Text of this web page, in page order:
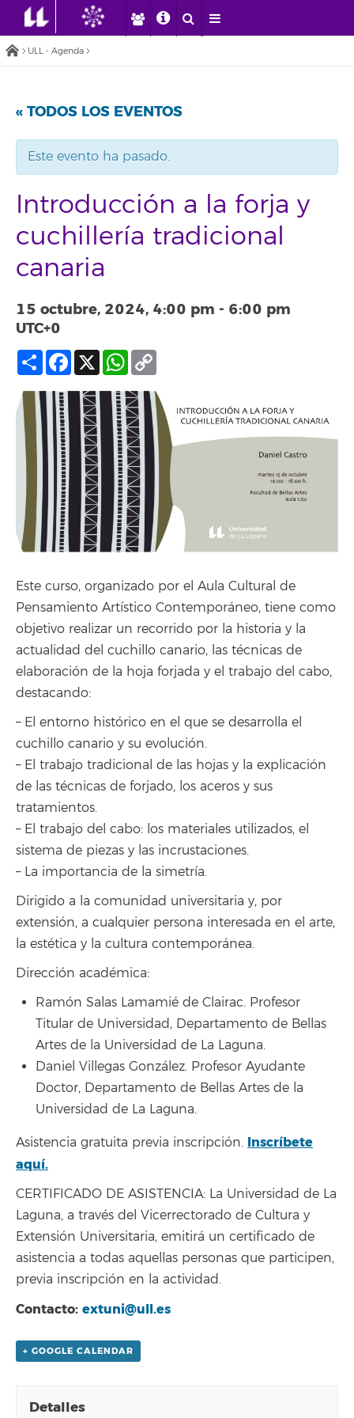
ULL - Agenda
« TODOS LOS EVENTOS
Este evento ha pasado.
Introducción a la forja y
cuchillería tradicional
canaria
15 octubre, 2024, 4:00 pm - 6:00 pm
UTC+0
Compartir
Facebook
X WhatsApp
Este curso, organizado por el Aula Cultural de
Pensamiento Artístico Contemporáneo, tiene como
objetivo realizar un recorrido por la historia y la
actualidad del cuchillo canario, las técnicas de
elaboración de la hoja forjada y el trabajo del cabo,
destacando:
– El entorno histórico en el que se desarrolla el
cuchillo canario y su evolución.
– El trabajo tradicional de las hojas y la explicación
de las técnicas de forjado, los aceros y sus
tratamientos.
– El trabajo del cabo: los materiales utilizados, el
sistema de piezas y las incrustaciones.
– La importancia de la simetría.
Dirigido a la comunidad universitaria y, por
extensión, a cualquier persona interesada en el arte,
la estética y la cultura contemporánea.
Dirección académica:
Ramón Salas Lamamié de Clairac. Profesor
Titular de Universidad, Departamento de Bellas
Artes de la Universidad de La Laguna.
Daniel Villegas González. Profesor Ayudante
Doctor, Departamento de Bellas Artes de la
Universidad de La Laguna.
Asistencia gratuita previa inscripción. Inscríbete
aquí.
CERTIFICADO DE ASISTENCIA: La Universidad de La
Laguna, a través del Vicerrectorado de Cultura y
Extensión Universitaria, emitirá un certificado de
asistencia a todas aquellas personas que participen,
previa inscripción en la actividad.
Contacto: extuni@ull.es
+ GOOGLE CALENDAR
Detalles